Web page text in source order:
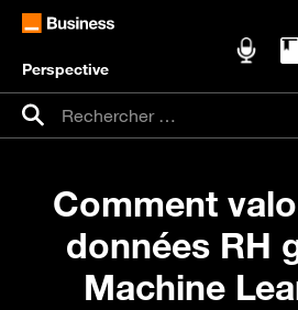
Perspective
Recherche pour :
Rechercher
Comment
données RH
Machine